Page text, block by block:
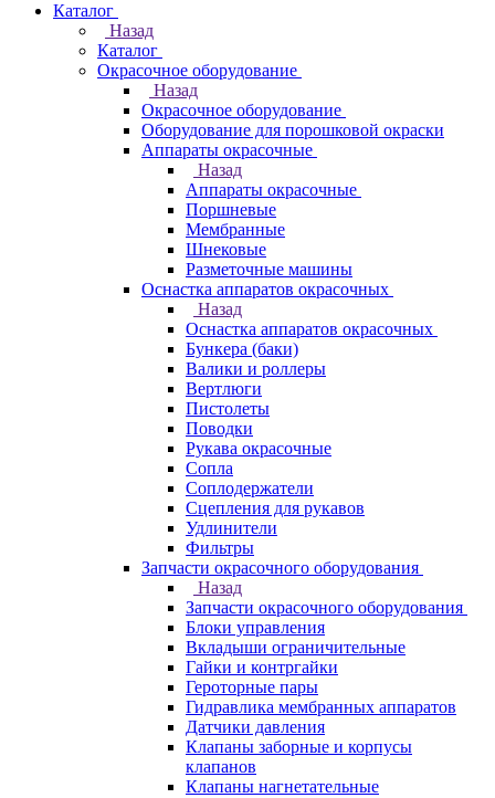
Каталог
Назад
Каталог
Окрасочное оборудование
Назад
Окрасочное оборудование
Оборудование для порошковой окраски
Аппараты окрасочные
Назад
Аппараты окрасочные
Поршневые
Мембранные
Шнековые
Разметочные машины
Оснастка аппаратов окрасочных
Назад
Оснастка аппаратов окрасочных
Бункера (баки)
Валики и роллеры
Вертлюги
Пистолеты
Поводки
Рукава окрасочные
Сопла
Соплодержатели
Сцепления для рукавов
Удлинители
Фильтры
Запчасти окрасочного оборудования
Назад
Запчасти окрасочного оборудования
Блоки управления
Вкладыши ограничительные
Гайки и контргайки
Героторные пары
Гидравлика мембранных аппаратов
Датчики давления
Клапаны заборные и корпусы
клапанов
Клапаны нагнетательные